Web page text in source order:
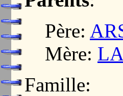
Père:
Mère:
Famille: